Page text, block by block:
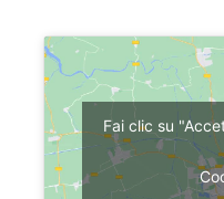
Fai clic su